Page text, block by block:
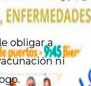
obligar a
ni